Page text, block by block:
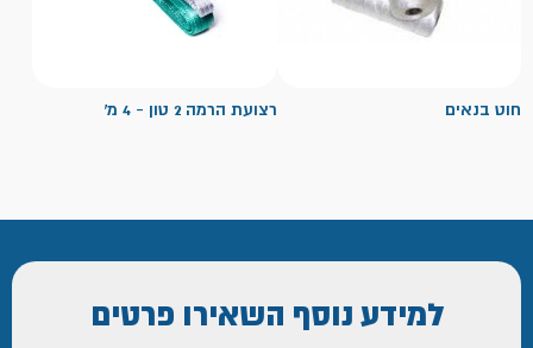
חוט בנאים רצועת הרמה 2 טון - 4 מ'
למידע נוסף השאירו פרטים